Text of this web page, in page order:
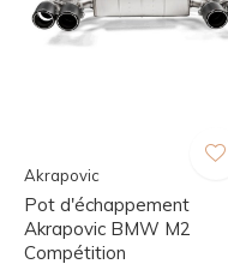
Akrapovic
Pot d'échappement
Akrapovic BMW M2
Compétition